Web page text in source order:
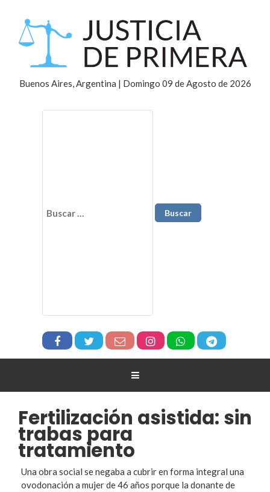
Buenos Aires, Argentina | Domingo 09 de Agosto de 2026
Fertilización asistida: sin
trabas para
tratamiento
Una obra social se negaba a cubrir en forma integral una
ovodonación a mujer de 46 años porque la donante de